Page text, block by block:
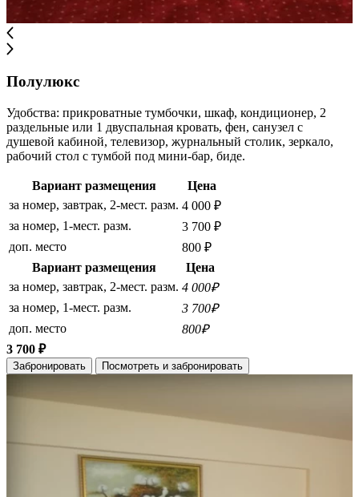
Полулюкс
Удобства: прикроватные тумбочки, шкаф, кондиционер, 2
раздельные или 1 двуспальная кровать, фен, санузел с
душевой кабиной, телевизор, журнальный столик, зеркало,
рабочий стол с тумбой под мини-бар, биде.
Вариант размещения
Цена
за номер, завтрак, 2-мест. разм. 4 000 ₽
за номер, 1-мест. разм.
3 700 ₽
доп. место
800 ₽
Вариант размещения
Цена
за номер, завтрак, 2-мест. разм. 4 000₽
за номер, 1-мест. разм.
3 700₽
доп. место
800₽
3 700 ₽
Забронировать Посмотреть и забронировать